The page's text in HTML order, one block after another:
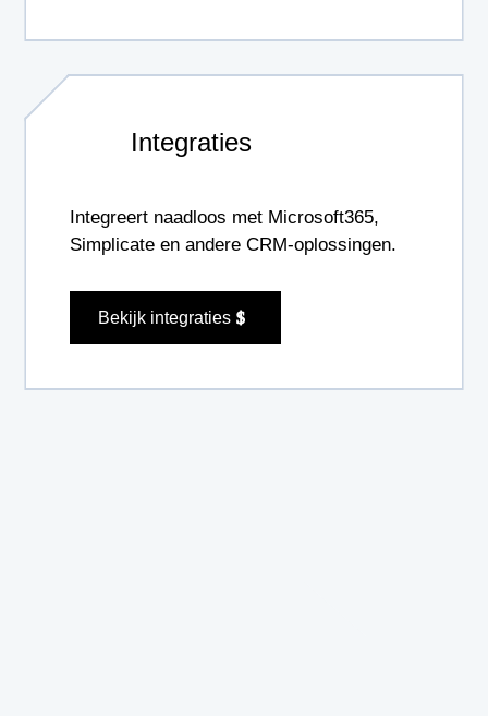
Integraties
Integreert naadloos met Microsoft365,
Simplicate en andere CRM-oplossingen.
Bekijk integraties